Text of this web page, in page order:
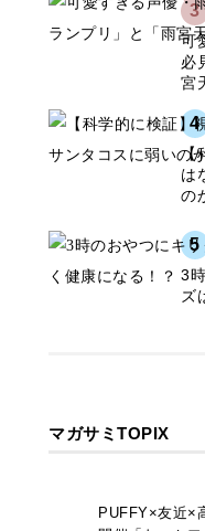
3
可
必
宮
4
【
は
の
5
3
ズ
マガサミTOPIX
PUFFY×友近×